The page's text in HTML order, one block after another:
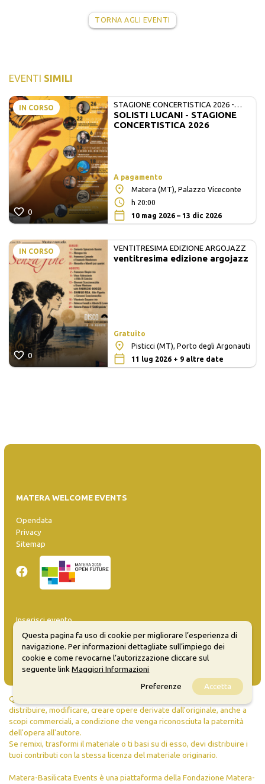
TORNA AGLI EVENTI
EVENTI SIMILI
IN CORSO
0
STAGIONE CONCERTISTICA 2026 -
MATE E SOLISTI LUCANI
SOLISTI LUCANI - STAGIONE
CONCERTISTICA 2026
A pagamento
Matera (MT), Palazzo Viceconte
h 20:00
10 mag 2026 – 13 dic 2026
IN CORSO
0
VENTITRESIMA EDIZIONE ARGOJAZZ
ventitresima edizione argojazz
Gratuito
Pisticci (MT), Porto degli Argonauti
11 lug 2026 + 9 altre date
MATERA WELCOME EVENTS
Opendata
Privacy
Sitemap
Inserisci evento
Guida
FAQ
info@materaevents.it
Quanto realizzato è sottoposto a licenza CC-BY-SA che permette di
distribuire, modificare, creare opere derivate dall'originale, anche a
scopi commerciali, a condizione che venga riconosciuta la paternità
dell'opera all'autore.
Se remixi, trasformi il materiale o ti basi su di esso, devi distribuire i
tuoi contributi con la stessa licenza del materiale originario.
Matera-Basilicata Events è una piattaforma della Fondazione Matera-
Questa pagina fa uso di cookie per migliorare l’esperienza di
navigazione. Per informazioni dettagliate sull’impiego dei
cookie e come revocarne l’autorizzazione cliccare sul
seguente linkMaggiori Informazioni
Preferenze
Accetta